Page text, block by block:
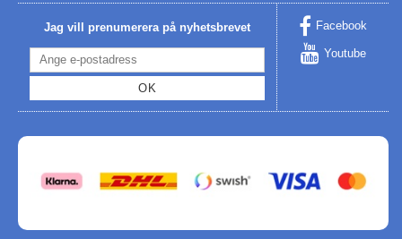
Jag vill prenumerera på nyhetsbrevet
OK
Facebook
Youtube